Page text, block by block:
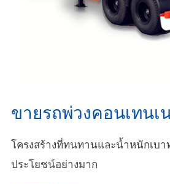
ขายรถพ่วงคอนเทนเ
โครงสร้างที่ทนทานและน้ำหนักเบา
ประโยชน์อย่างมาก